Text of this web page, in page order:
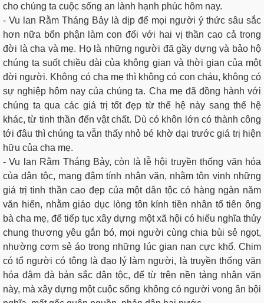
cho chúng ta cuộc sống an lành hạnh phúc hôm nay.
- Vu lan Rằm Tháng Bảy là dịp để mọi người ý thức sâu sắc
hơn nữa bổn phận làm con đối với hai vị thần cao cả trong
đời là cha và mẹ. Họ là những người đã gầy dựng và bảo hộ
chúng ta suốt chiều dài của không gian và thời gian của một
đời người. Không có cha mẹ thì không có con cháu, không có
sự nghiệp hôm nay của chúng ta. Cha mẹ đã đồng hành với
chúng ta qua các giá trị tốt đẹp từ thế hệ này sang thế hệ
khác, từ tinh thần đến vật chất. Dù có khôn lớn có thành công
tới đâu thì chúng ta vẫn thấy nhỏ bé khờ dại trước giá trị hiện
hữu của cha mẹ.
- Vu lan Rằm Tháng Bảy, còn là lễ hội truyền thống văn hóa
của dân tộc, mang đậm tính nhân văn, nhằm tôn vinh những
giá trị tinh thần cao đẹp của một dân tộc có hàng ngàn năm
văn hiến, nhằm giáo dục lòng tôn kính tiền nhân tổ tiên ông
bà cha mẹ, để tiếp tục xây dựng một xã hội có hiếu nghĩa thủy
chung thương yêu gắn bó, mọi người cùng chia bùi sẻ ngọt,
nhường cơm sẻ áo trong những lúc gian nan cực khổ. Chim
có tổ người có tông là đạo lý làm người, là truyền thống văn
hóa đậm đà bản sắc dân tộc, để từ trên nền tảng nhân văn
này, mà xây dựng một cuộc sống không có người vong ân bội